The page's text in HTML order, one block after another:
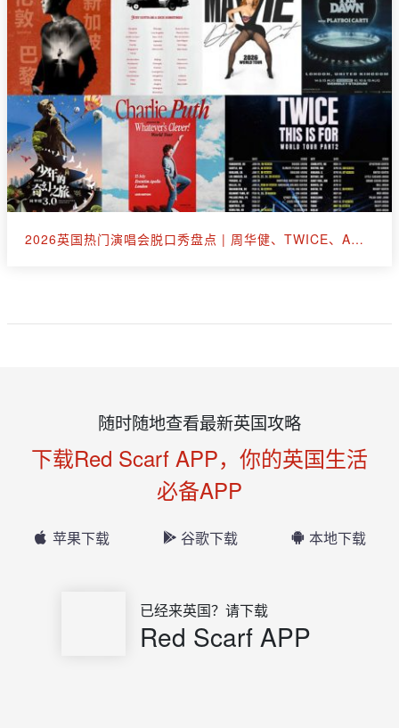
2026英国热门演唱会脱口秀盘点 | 周华健、TWICE、A妹、断眉、王嘉尔
随时随地查看最新英国攻略
下载Red Scarf APP，你的英国生活
必备APP
苹果下载 谷歌下载 本地下载
已经来英国？请下载
Red Scarf APP